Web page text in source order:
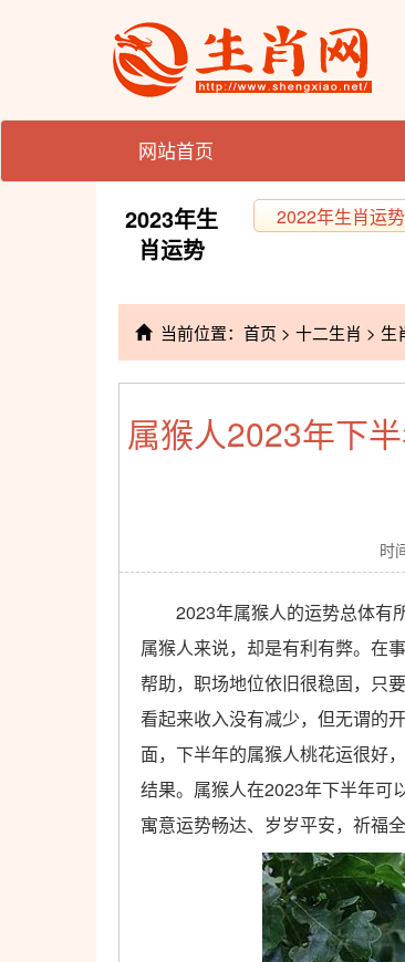
网站首页
2023年生
肖运势
2022年生肖运势
当前位置： 首页 > 十二生肖 > 生
属猴人2023年下
时
2023年属猴人的运势总体有所
属猴人来说，却是有利有弊。在
帮助，职场地位依旧很稳固，只
看起来收入没有减少，但无谓的
面，下半年的属猴人桃花运很好
结果。属猴人在2023年下半年可
寓意运势畅达、岁岁平安，祈福